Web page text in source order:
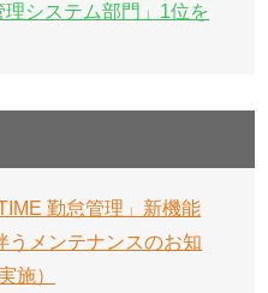
システム部門」1位を
勤怠管理」新機能
うメンテナンスのお知
施）